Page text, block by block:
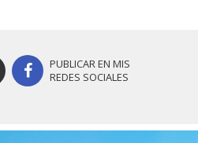
PUBLICAR EN MIS
REDES SOCIALES